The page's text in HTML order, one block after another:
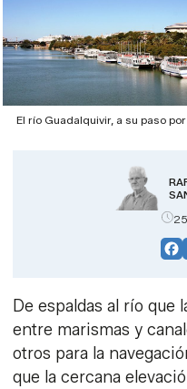
El río Guadalquivir, a su paso
De espaldas al río que
entre marismas y
otros para la
que la cercana